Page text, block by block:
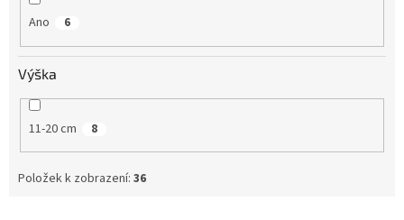
Ano 6
Výška
11-20 cm 8
Položek k zobrazení: 36